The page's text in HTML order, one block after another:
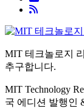
MIT 테크놀로지
추구합니다.
MIT Technology
국 에디션 발행인